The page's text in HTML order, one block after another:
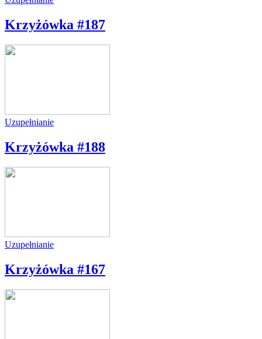
Krzyżówka #187
Uzupełnianie
Krzyżówka #188
Uzupełnianie
Krzyżówka #167